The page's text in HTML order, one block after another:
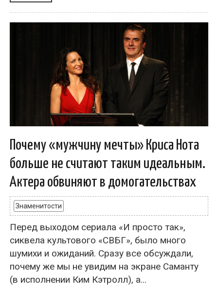
Почему «мужчину мечты» Криса Нота
больше не считают таким идеальным.
Актера обвиняют в домогательствах
Знаменитости
Перед выходом сериала «И просто так»,
сиквела культового «СВБГ», было много
шумихи и ожиданий. Сразу все обсуждали,
почему же мы не увидим на экране Саманту
(в исполнении Ким Кэтролл), а...